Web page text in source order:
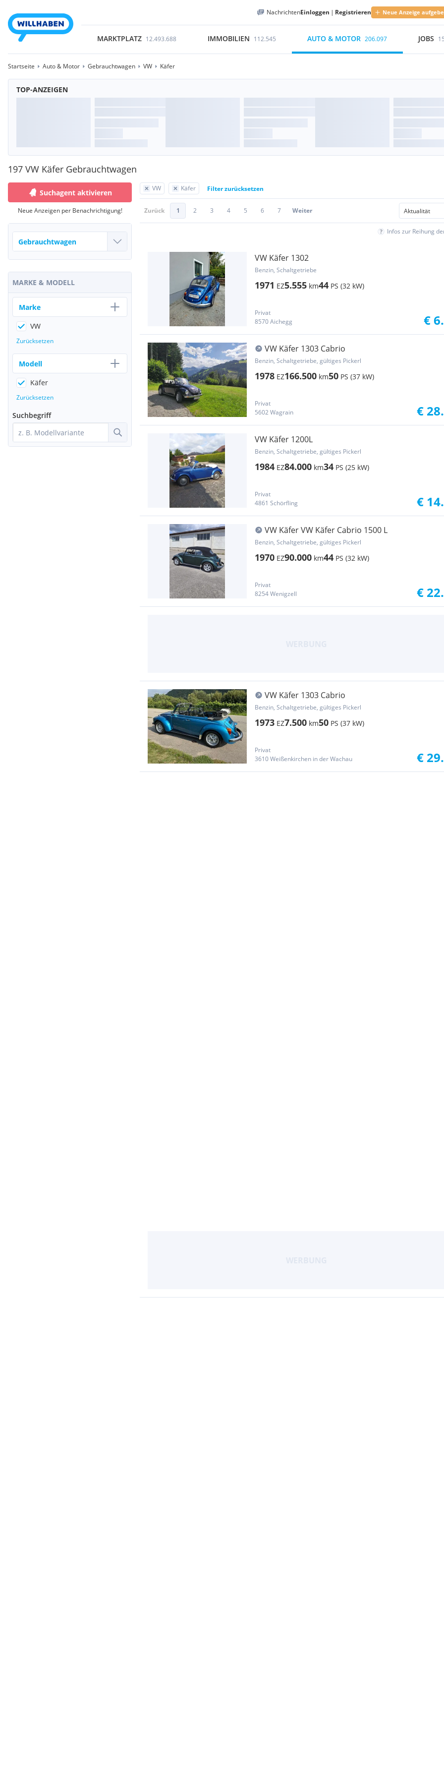
NachrichtenEinloggen | Registrieren Neue Anzeige
MARKTPLATZ 12.493.688 IMMOBILIEN 112.545 AUTO & MOTOR 206.097 JOBS
Startseite Auto & Motor Gebrauchtwagen VW Käfer
TOP-ANZEIGEN
197 VW Käfer Gebrauchtwagen
VW Käfer Filter zurücksetzen
Zurück 1 2 3 4 5 6 7 Weiter
Infos zur Reihung
VW Käfer 1302
Benzin, Schaltgetriebe
1971 EZ5.555 km44 PS (32 kW)
Privat
8570 Aichegg
€
VW Käfer 1303 Cabrio
Benzin, Schaltgetriebe, gültiges Pickerl
1978 EZ166.500 km50 PS (37 kW)
Privat
5602 Wagrain
€
VW Käfer 1200L
Benzin, Schaltgetriebe, gültiges Pickerl
1984 EZ84.000 km34 PS (25 kW)
Privat
4861 Schörfling
€
VW Käfer VW Käfer Cabrio 1500 L
Benzin, Schaltgetriebe, gültiges Pickerl
1970 EZ90.000 km44 PS (32 kW)
Privat
8254 Wenigzell
€
VW Käfer 1303 Cabrio
Benzin, Schaltgetriebe, gültiges Pickerl
1973 EZ7.500 km50 PS (37 kW)
Privat
3610 Weißenkirchen in der Wachau
€
Suchagent aktivieren
Neue Anzeigen per Benachrichtigung!
MARKE & MODELL
Marke
VW
Zurücksetzen
Modell
Käfer
Zurücksetzen
Suchbegriff